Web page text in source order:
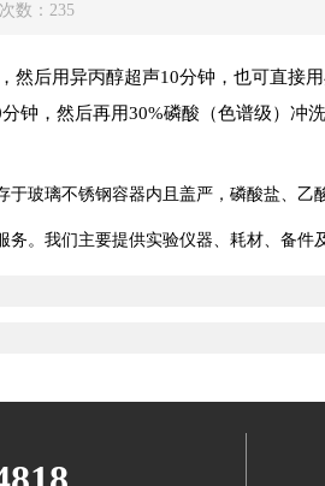
数：235
后用异丙醇超声10分钟，也可直接
，然后再用30%磷酸（色谱级）冲
玻璃不锈钢容器内且盖严，磷酸盐
我们主要提供实验仪器、耗材、备